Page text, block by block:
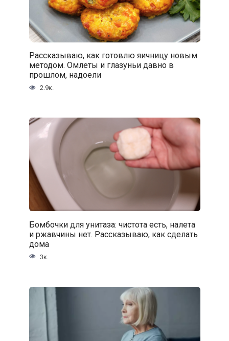
Рассказываю, как готовлю яичницу новым
методом. Омлеты и глазуньи давно в
прошлом, надоели
2.9к.
Бомбочки для унитаза: чистота есть, налета
и ржавчины нет. Рассказываю, как сделать
дома
3к.